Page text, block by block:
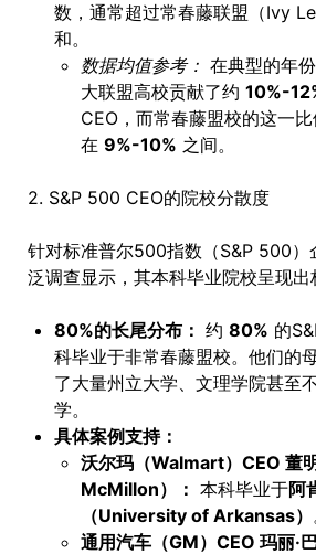
数，通常超过常春藤联盟（Ivy
和。
数据均值参考： 在典型的年
大联盟高校贡献了约 10%-
CEO，而常春藤盟校的这一
在 9%-10% 之间。
2. S&P 500 CEO的院校分散度
针对标准普尔500指数（S&P 500）
泛调查显示，其本科毕业院校呈现出
80%的长尾分布： 约 80% 的
科毕业于非常春藤盟校。他们的
了大量州立大学、文理学院甚至
学。
具体案例支持：
沃尔玛（Walmart）CEO 董
McMillon）： 本科毕业于阿
（University of Arkansas）
通用汽车（GM）CEO 玛丽·